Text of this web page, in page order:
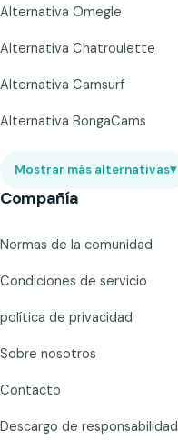
Alternativa Omegle
Alternativa Chatroulette
Alternativa Camsurf
Alternativa BongaCams
Mostrar más alternativas▾
Compañía
Normas de la comunidad
Condiciones de servicio
política de privacidad
Sobre nosotros
Contacto
Descargo de responsabilidad